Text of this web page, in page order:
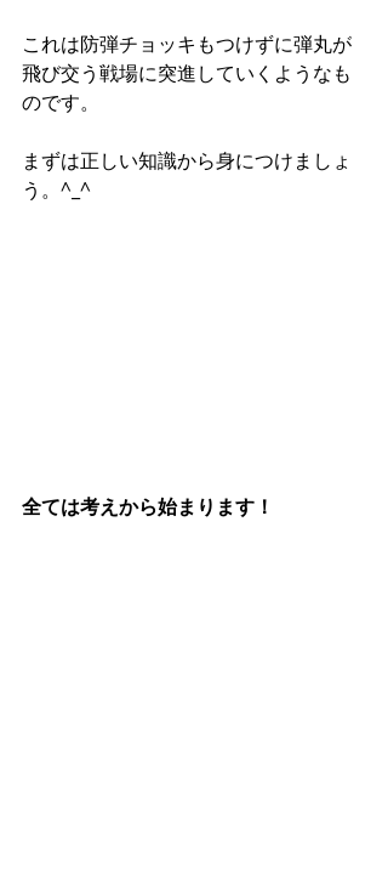
これは防弾チョッキもつけずに弾丸が
飛び交う戦場に突進していくようなも
のです。
まずは正しい知識から身につけましょ
う。^_^
全ては考えから始まります！